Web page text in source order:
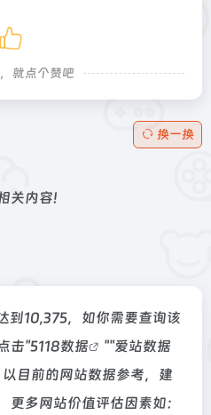
就点个赞吧
换一换
关内容!
10,375，如你需要查询该
击"5118数据 ""爱站数据
目前的网站数据参考，建
更多网站价值评估因素如：